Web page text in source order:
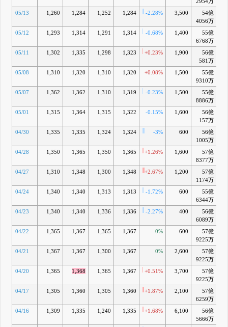
05/13
1,260 1,284 1,252 1,284 -2.28% 3,500
54億
4056万
05/12 1,293 1,314 1,291 1,314 -0.68% 1,400
55億
6768万
05/11 1,302 1,335 1,298 1,323 +0.23% 1,900
56億
581万
05/08 1,310 1,320 1,310 1,320 +0.08% 1,500
55億
9310万
05/07 1,362 1,362 1,310 1,319 -0.23% 1,500
55億
8886万
05/01 1,315 1,364 1,315 1,322 -0.15% 1,600
56億
157万
04/30 1,335 1,335 1,324 1,324 -3% 600
56億
1005万
04/28 1,350 1,365 1,350 1,365 +1.26% 1,600
57億
8377万
04/27 1,310 1,348 1,300 1,348 +2.67% 1,200
57億
1174万
04/24 1,340 1,340 1,313 1,313 -1.72% 600
55億
6344万
04/23 1,340 1,340 1,336 1,336 -2.27% 400
56億
6089万
04/22 1,365 1,367 1,365 1,367 0% 600
57億
9225万
04/21 1,367 1,367 1,300 1,367 0% 2,600
57億
9225万
04/20 1,365 1,368 1,365 1,367 +0.51% 3,700
57億
9225万
04/17 1,305 1,360 1,305 1,360 +1.87% 2,100
57億
6259万
04/16 1,309 1,335 1,240 1,335 +1.68% 6,100
56億
5666万